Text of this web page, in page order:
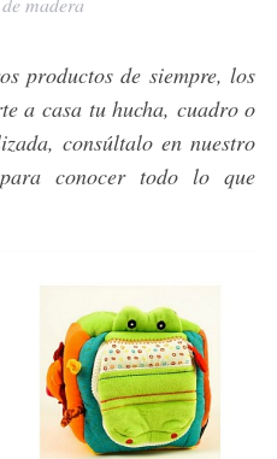
productos de siempre, los
a casa tu hucha, cuadro o
consúltalo en nuestro
conocer todo lo que